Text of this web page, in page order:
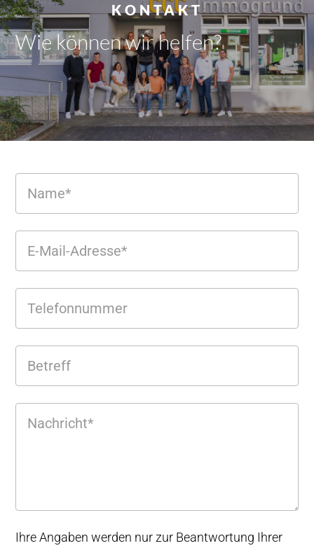
KONTAKT
Wie können wirhelfen?
Ihre Angaben werden nur zur Beantwortung Ihrer